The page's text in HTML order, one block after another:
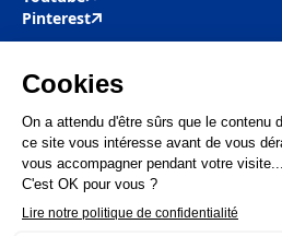
Pinterest
Mobil M & Vous
Nos offres d’emploi
Actualités
FAQ